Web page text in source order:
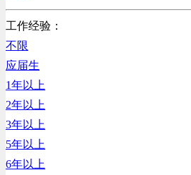
贸易/物流/仓储/采购类
客服及凯发娱乐网址的技术支持类
高级管理类
电子/电器/半导体类
电力电气/能源/自动化
程序/语言开发类
行政/后勤/文秘类
销售类
人力资源类
工作经验：
不限
应届生
1年以上
2年以上
3年以上
5年以上
6年以上